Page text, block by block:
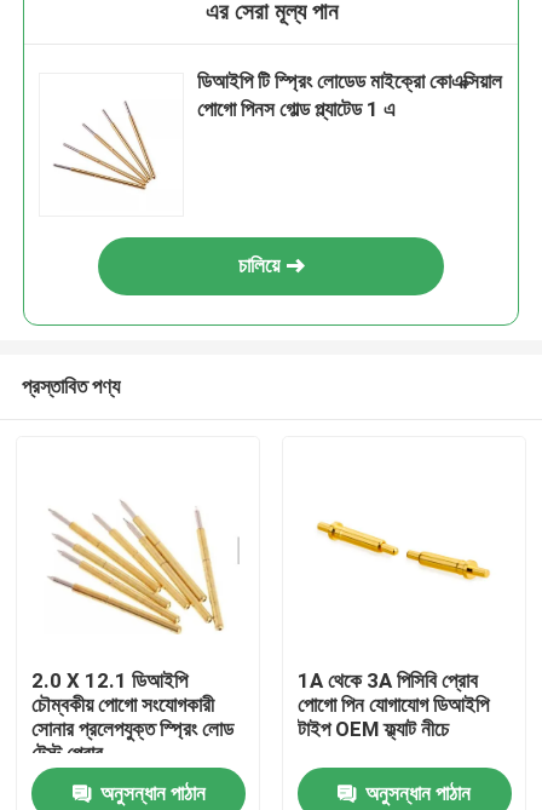
এর সেরা মূল্য পান
ডিআইপি টি স্প্রিং লোডেড মাইক্রো কোএক্সিয়াল
পোগো পিনস গোল্ড প্ল্যাটেড 1 এ
চালিয়ে
প্রস্তাবিত পণ্য
2.0 X 12.1 ডিআইপি
চৌম্বকীয় পোগো সংযোগকারী
সোনার প্রলেপযুক্ত স্প্রিং লোড
টেস্ট প্রোব
অনুসন্ধান পাঠান
1A থেকে 3A পিসিবি প্রোব
পোগো পিন যোগাযোগ ডিআইপি
টাইপ OEM ফ্ল্যাট নীচে
অনুসন্ধান পাঠান